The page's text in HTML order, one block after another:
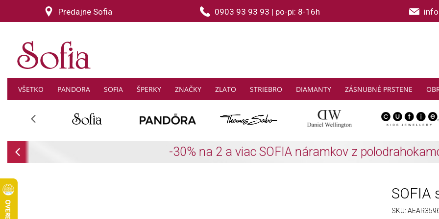
Predajne Sofia 0903 93 93 93 | po-pi: 8-16h
VŠETKO PANDORA SOFIA ŠPERKY ZNAČKY ZLATO STRIEBRO DIAMANTY ZÁSNUBNÉ PRSTENE
THOMAS SABO: Zbierajte a ušetrite Zistiť viac
SOFIA
SKU: